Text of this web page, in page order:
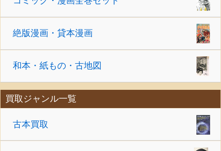
絶版漫画・貸本漫画
和本・紙もの・古地図
買取ジャンル一覧
古本買取